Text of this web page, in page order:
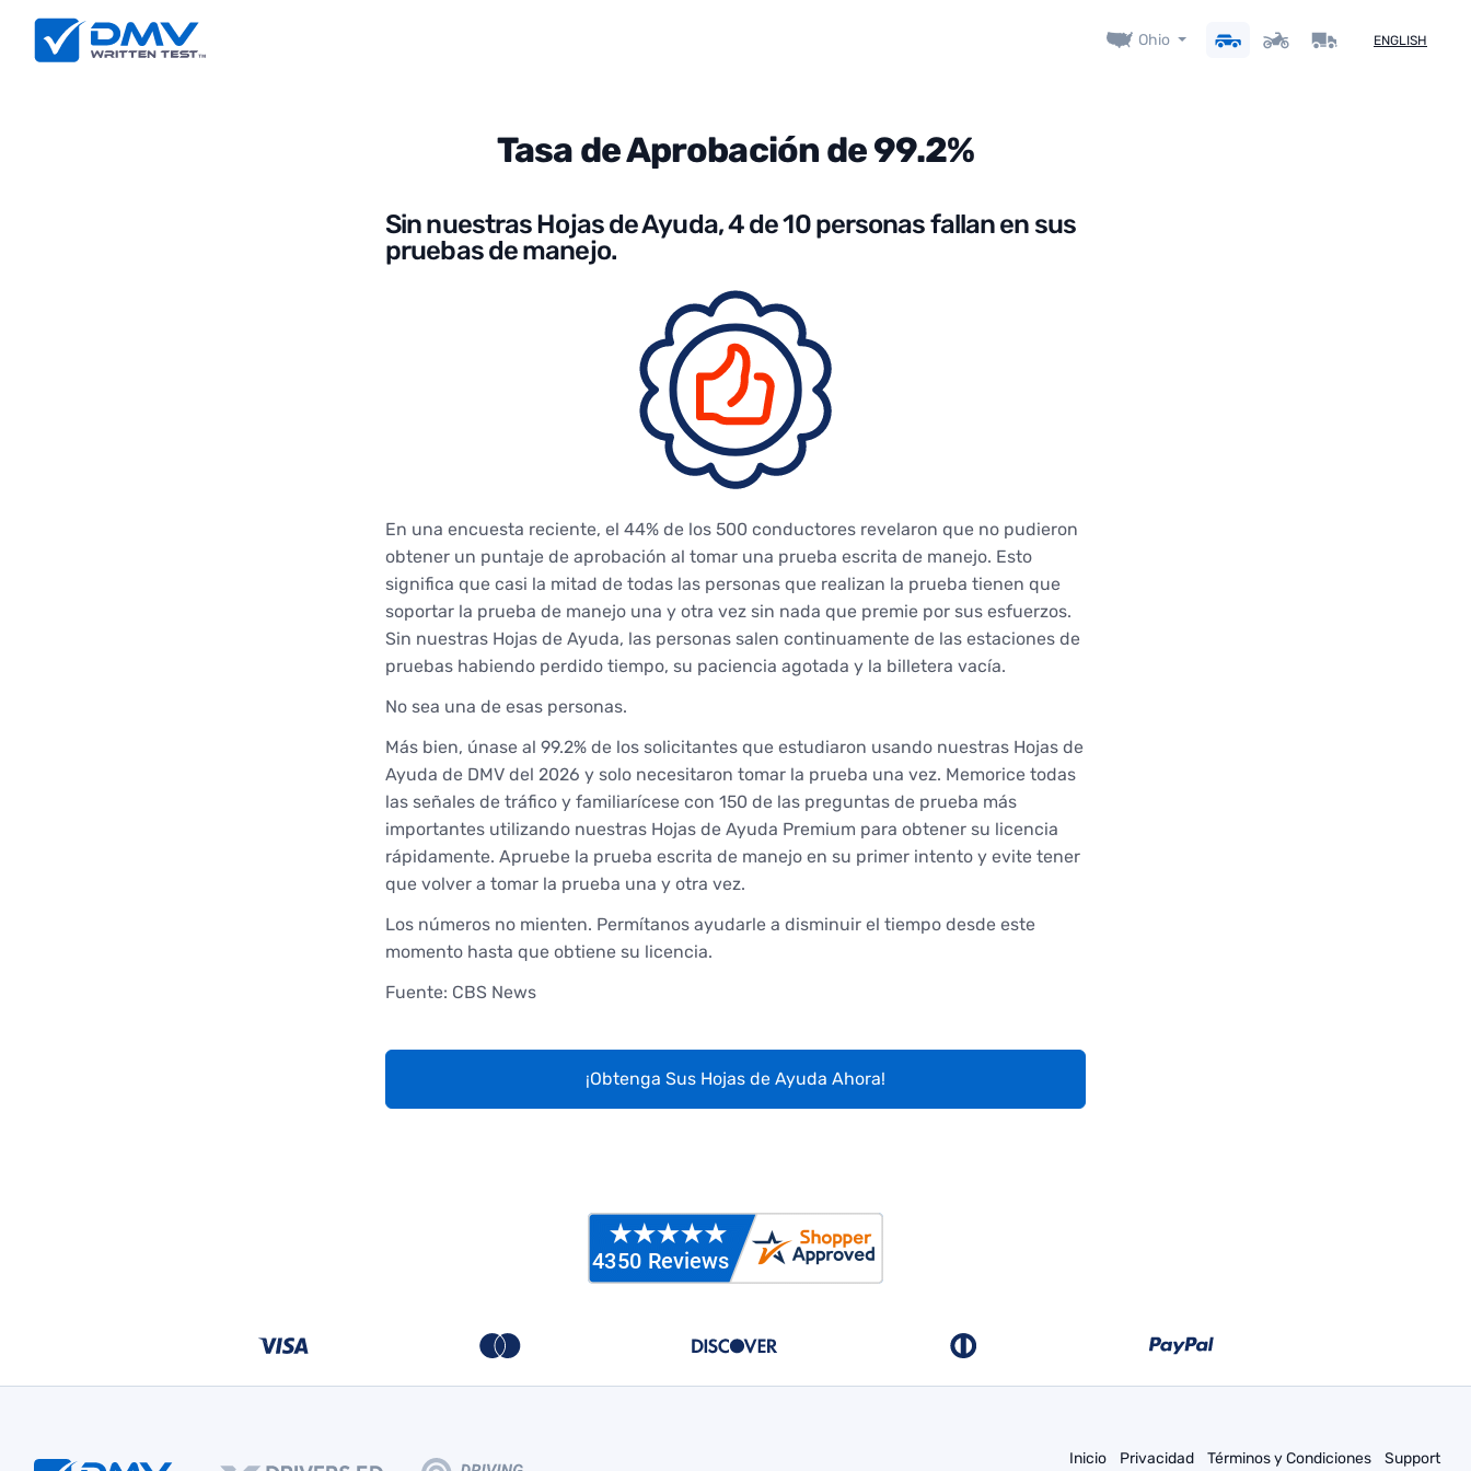
Ohio ENGLISH
Tasa de Aprobación de 99.2%
Sin nuestras Hojas de Ayuda, 4 de 10 personas fallan en sus
pruebas de manejo.
En una encuesta reciente, el 44% de los 500 conductores revelaron que no pudieron
obtener un puntaje de aprobación al tomar una prueba escrita de manejo. Esto
significa que casi la mitad de todas las personas que realizan la prueba tienen que
soportar la prueba de manejo una y otra vez sin nada que premie por sus esfuerzos.
Sin nuestras Hojas de Ayuda, las personas salen continuamente de las estaciones de
pruebas habiendo perdido tiempo, su paciencia agotada y la billetera vacía.
No sea una de esas personas.
Más bien, únase al 99.2% de los solicitantes que estudiaron usando nuestras Hojas de
Ayuda de DMV del 2026 y solo necesitaron tomar la prueba una vez. Memorice todas
las señales de tráfico y familiarícese con 150 de las preguntas de prueba más
importantes utilizando nuestras Hojas de Ayuda Premium para obtener su licencia
rápidamente. Apruebe la prueba escrita de manejo en su primer intento y evite tener
que volver a tomar la prueba una y otra vez.
Los números no mienten. Permítanos ayudarle a disminuir el tiempo desde este
momento hasta que obtiene su licencia.
Fuente: CBS News
¡Obtenga Sus Hojas de Ayuda Ahora!
Inicio Privacidad Términos y Condiciones Support